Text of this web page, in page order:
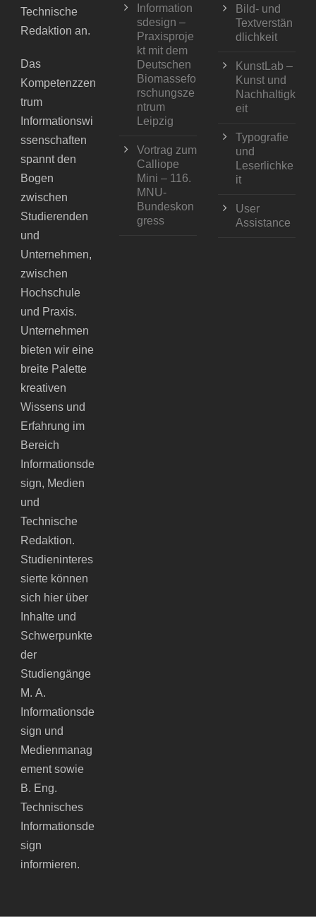
Technische
Redaktion an.
Das
Kompetenzzen
trum
Informationswi
ssenschaften
spannt den
Bogen
zwischen
Studierenden
und
Unternehmen,
zwischen
Hochschule
und Praxis.
Unternehmen
bieten wir eine
breite Palette
kreativen
Wissens und
Erfahrung im
Bereich
Informationsde
sign, Medien
und
Technische
Redaktion.
Studieninteres
sierte können
sich hier über
Inhalte und
Schwerpunkte
der
Studiengänge
M. A.
Informationsde
sign und
Medienmanag
ement sowie
B. Eng.
Technisches
Informationsde
sign
informieren.
Information
sdesign –
Praxisproje
kt mit dem
Deutschen
Biomassefo
rschungsze
ntrum
Leipzig
Vortrag zum
Calliope
Mini – 116.
MNU-
Bundeskon
gress
Bild- und
Textverstän
dlichkeit
KunstLab –
Kunst und
Nachhaltigk
eit
Typografie
und
Leserlichke
it
User
Assistance